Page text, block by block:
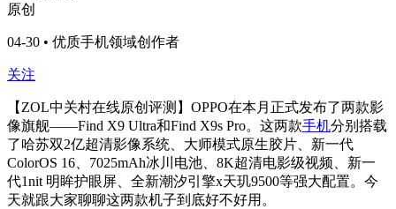
原创
04-30 • 优质手机领域创作者
关注
【ZOL中关村在线原创评测】OPPO在本月正式发布了两款影
像旗舰——Find X9 Ultra和Find X9s Pro。这两款手机分别搭载
了哈苏双2亿超清影像系统、大师模式原生胶片、新一代
ColorOS 16、7025mAh冰川电池、8K超清电影级视频、新一
代1nit 明眸护眼屏、全新潮汐引擎x天玑9500等强大配置。今
天就跟大家聊聊这两款机子到底好不好用。